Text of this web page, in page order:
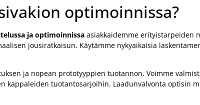
optimoinnissa?
ja optimoinnissa asiakkaidemme erityistarpeiden
jousiratkaisun. Käytämme nykyaikaisia
ja nopean prototyyppien tuotannon. Voimme
tuotantosarjoihin. Laadunvalvonta optisin